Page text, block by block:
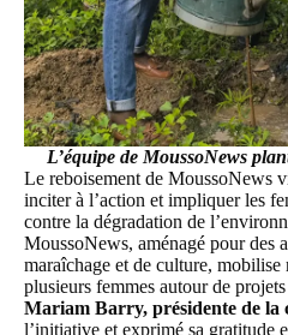
L’équipe de MoussoNews
Le reboisement de MoussoNews
inciter à l’action et impliquer les
contre la dégradation de
MoussoNews, aménagé pour des
maraîchage et de culture, mobilise
plusieurs femmes autour de
Mariam Barry, présidente de la
l’initiative et exprimé sa gratitude